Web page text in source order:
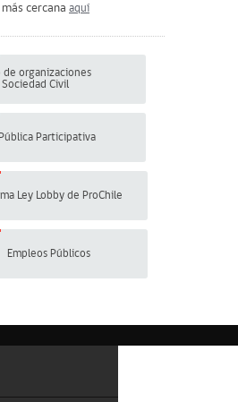
cercana aquí
de organizaciones
Civil
Participativa
Ley Lobby de ProChile
Empleos Públicos